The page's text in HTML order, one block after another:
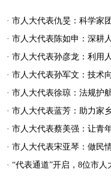
· 市人大代表孙彦龙：利用